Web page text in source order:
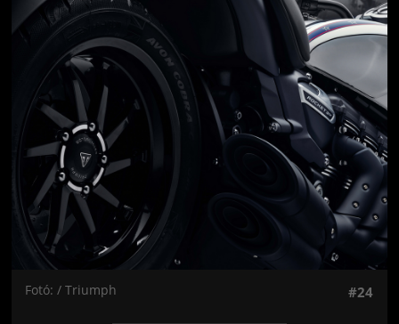
Jön még kép!
Fotó: / Triumph #24